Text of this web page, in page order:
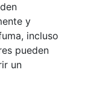
y
incluso
pueden
un